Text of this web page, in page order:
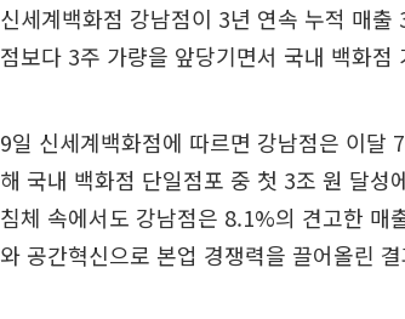
신세계백화점 강남점이 3년 연속 누적 매
점보다 3주 가량을 앞당기면서 국내 백화
9일 신세계백화점에 따르면 강남점은 이달
해 국내 백화점 단일점포 중 첫 3조 원 달
침체 속에서도 강남점은 8.1%의 견고한
와 공간혁신으로 본업 경쟁력을 끌어올린